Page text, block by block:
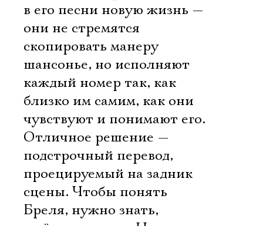
в его песни новую жизнь —
они не стремятся
скопировать манеру
шансонье, но исполняют
каждый номер так, как
близко им самим, как они
чувствуют и понимают его.
Отличное решение —
подстрочный перевод,
проецируемый на задник
сцены. Чтобы понять
Бреля, нужно знать,